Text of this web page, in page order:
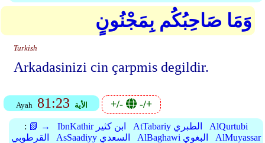
وَمَا صَاحِبُكُم بِمَجْنُونٍ
Turkish
Arkadasinizi cin çarpmis degildir.
Ayah 81:23 الأية +/- -/+
: 📗 → IbnKathir ابن كثير AtTabariy الطبري
AlQurtubi
القرطوبي
AsSaadiyy السعدي AlBaghawi البغوي
AlMuyassar